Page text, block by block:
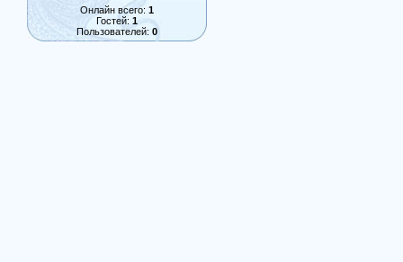
Онлайн всего: 1
Гостей: 1
Пользователей: 0